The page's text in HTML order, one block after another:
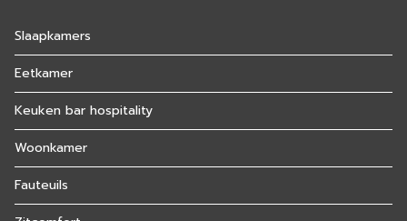
Slaapkamers
Eetkamer
Keuken bar hospitality
Woonkamer
Fauteuils